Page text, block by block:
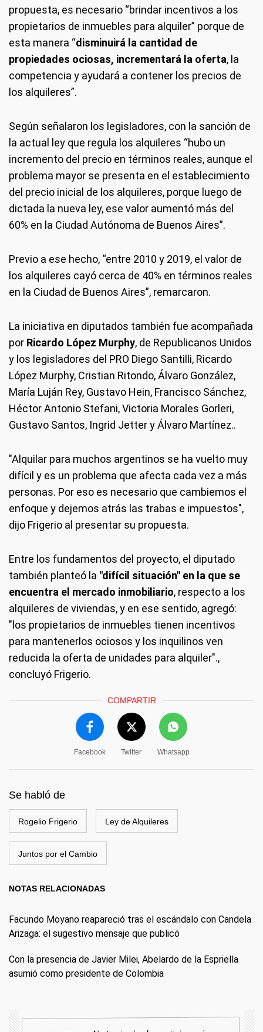
propuesta, es necesario “brindar incentivos a los
propietarios de inmuebles para alquiler” porque de
esta manera “disminuirá la cantidad de
propiedades ociosas, incrementará la oferta, la
competencia y ayudará a contener los precios de
los alquileres”.
Según señalaron los legisladores, con la sanción de
la actual ley que regula los alquileres “hubo un
incremento del precio en términos reales, aunque el
problema mayor se presenta en el establecimiento
del precio inicial de los alquileres, porque luego de
dictada la nueva ley, ese valor aumentó más del
60% en la Ciudad Autónoma de Buenos Aires”.
Previo a ese hecho, “entre 2010 y 2019, el valor de
los alquileres cayó cerca de 40% en términos reales
en la Ciudad de Buenos Aires”, remarcaron.
La iniciativa en diputados también fue acompañada
por Ricardo López Murphy, de Republicanos Unidos
y los legisladores del PRO Diego Santilli, Ricardo
López Murphy, Cristian Ritondo, Álvaro González,
María Luján Rey, Gustavo Hein, Francisco Sánchez,
Héctor Antonio Stefani, Victoria Morales Gorleri,
Gustavo Santos, Ingrid Jetter y Álvaro Martínez..
"Alquilar para muchos argentinos se ha vuelto muy
difícil y es un problema que afecta cada vez a más
personas. Por eso es necesario que cambiemos el
enfoque y dejemos atrás las trabas e impuestos",
dijo Frigerio al presentar su propuesta.
Entre los fundamentos del proyecto, el diputado
también planteó la "difícil situación" en la que se
encuentra el mercado inmobiliario, respecto a los
alquileres de viviendas, y en ese sentido, agregó:
"los propietarios de inmuebles tienen incentivos
para mantenerlos ociosos y los inquilinos ven
reducida la oferta de unidades para alquiler".,
concluyó Frigerio.
COMPARTIR
Facebook Twitter Whatsapp
Se habló de
Rogelio Frigerio Ley de Alquileres
Juntos por el Cambio
NOTAS RELACIONADAS
Facundo Moyano reapareció tras el escándalo con Candela
Arizaga: el sugestivo mensaje que publicó
Con la presencia de Javier Milei, Abelardo de la Espriella
asumió como presidente de Colombia